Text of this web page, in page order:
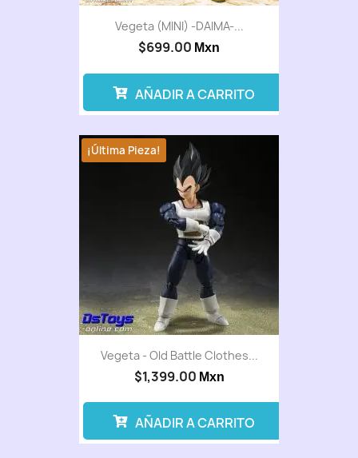
Vegeta (MINI) -DAIMA-...
$699.00 Mxn
AÑADIR A CARRITO
Vegeta - Old Battle Clothes...
$1,399.00 Mxn
¡Última Pieza!
AÑADIR A CARRITO